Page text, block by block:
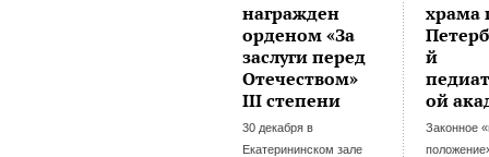
награжден
орденом «За
заслуги перед
Отечеством»
III степени
30 декабря в
Екатерининском зале
храма
й
ой
Законное